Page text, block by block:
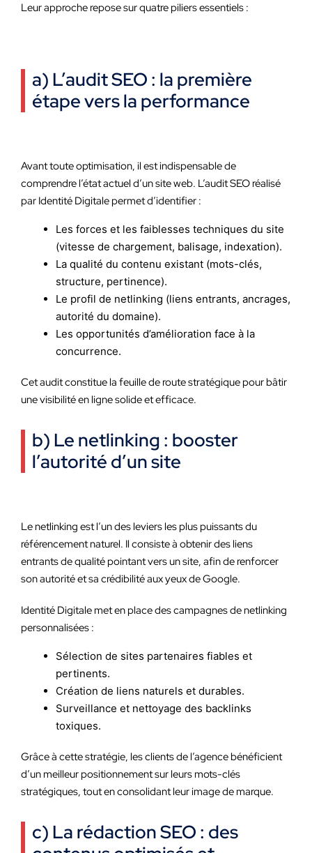
Leur approche repose sur quatre piliers essentiels :
a) L’audit SEO : la première
étape vers la performance
Avant toute optimisation, il est indispensable de
comprendre l’état actuel d’un site web. L’audit SEO réalisé
par Identité Digitale permet d’identifier :
Les forces et les faiblesses techniques du site
(vitesse de chargement, balisage, indexation).
La qualité du contenu existant (mots-clés,
structure, pertinence).
Le profil de netlinking (liens entrants, ancrages,
autorité du domaine).
Les opportunités d’amélioration face à la
concurrence.
Cet audit constitue la feuille de route stratégique pour bâtir
une visibilité en ligne solide et efficace.
b) Le netlinking : booster
l’autorité d’un site
Le netlinking est l’un des leviers les plus puissants du
référencement naturel. Il consiste à obtenir des liens
entrants de qualité pointant vers un site, afin de renforcer
son autorité et sa crédibilité aux yeux de Google.
Identité Digitale met en place des campagnes de netlinking
personnalisées :
Sélection de sites partenaires fiables et
pertinents.
Création de liens naturels et durables.
Surveillance et nettoyage des backlinks
toxiques.
Grâce à cette stratégie, les clients de l’agence bénéficient
d’un meilleur positionnement sur leurs mots-clés
stratégiques, tout en consolidant leur image de marque.
c) La rédaction SEO : des